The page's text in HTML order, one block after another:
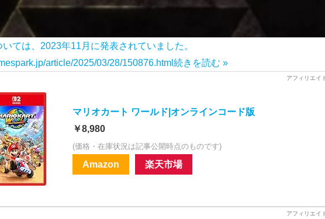
ては、2023年11月に発表されていました。
article/2025/03/28/150876.html 続きを読む »
マリオカート ワールド|オンラインコード版
￥8,980
(価格・在庫状況は記事公開時点のものです)
Amazon 楽天市場